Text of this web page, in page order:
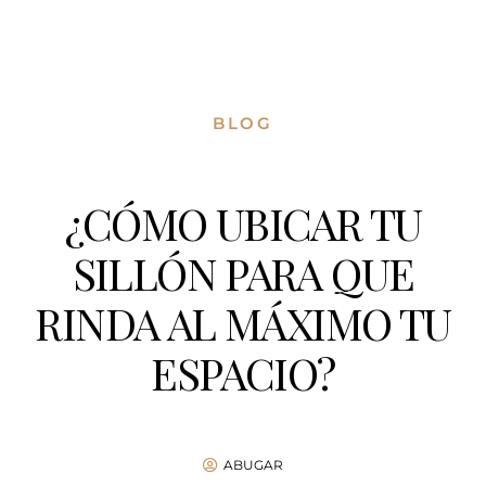
BLOG
¿CÓMO UBICAR TU
SILLÓN PARA QUE
RINDA AL MÁXIMO TU
ESPACIO?
ABUGAR